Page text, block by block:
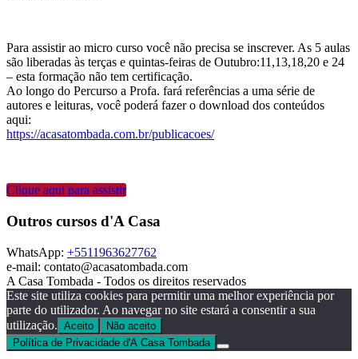
Para assistir ao micro curso você não precisa se inscrever. As 5 aulas
são liberadas às terças e quintas-feiras de Outubro:11,13,18,20 e 24
– esta formação não tem certificação.
Ao longo do Percurso a Profa. fará referências a uma série de
autores e leituras, você poderá fazer o download dos conteúdos
aqui:
https://acasatombada.com.br/publicacoes/
Clique aqui para assistir
Outros cursos d'A Casa
WhatsApp: +5511963627762
e-mail: contato@acasatombada.com
A Casa Tombada - Todos os direitos reservados
Este site utiliza cookies para permitir uma melhor experiência por
parte do utilizador. Ao navegar no site estará a consentir a sua
utilização. Aceito
Não aceito
Política de Privacidade d'A Casa Tombada